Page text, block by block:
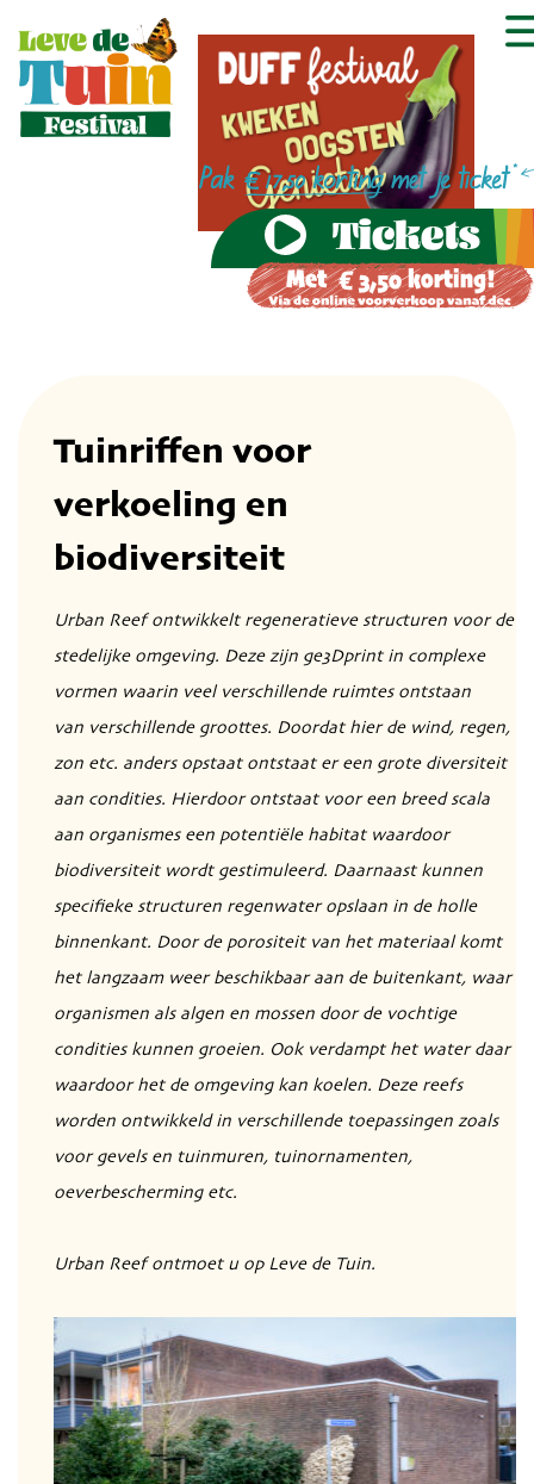
Tickets
Tuinriffen voor
verkoeling en
biodiversiteit
Urban Reef ontwikkelt regeneratieve structuren voor de
stedelijke omgeving. Deze zijn ge3Dprint in complexe
vormen waarin veel verschillende ruimtes ontstaan
van verschillende groottes. Doordat hier de wind, regen,
zon etc. anders opstaat ontstaat er een grote diversiteit
aan condities. Hierdoor ontstaat voor een breed scala
aan organismes een potentiële habitat waardoor
biodiversiteit wordt gestimuleerd. Daarnaast kunnen
specifieke structuren regenwater opslaan in de holle
binnenkant. Door de porositeit van het materiaal komt
het langzaam weer beschikbaar aan de buitenkant, waar
organismen als algen en mossen door de vochtige
condities kunnen groeien. Ook verdampt het water daar
waardoor het de omgeving kan koelen. Deze reefs
worden ontwikkeld in verschillende toepassingen zoals
voor gevels en tuinmuren, tuinornamenten,
oeverbescherming etc.
Urban Reef ontmoet u op Leve de Tuin.